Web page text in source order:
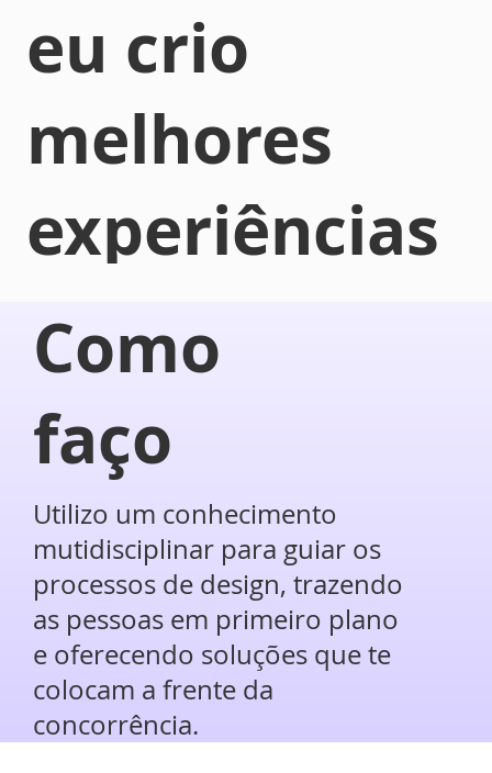
eu crio
melhores
experiências
para
pessoas
e ajudo
empresas
a validarem
Como
faço
Utilizo um conhecimento
mutidisciplinar para guiar os
processos de design, trazendo
as pessoas em primeiro plano
e oferecendo soluções que te
colocam a frente da
concorrência.